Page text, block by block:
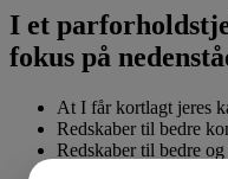
I et
fokus på
At I får kortlagt jeres
Redskaber til bedre
Redskaber til bedre